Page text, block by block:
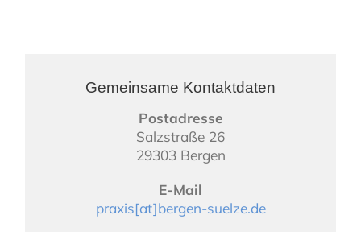
Gemeinsame Kontaktdaten
Postadresse
Salzstraße 26
29303 Bergen
E-Mail
praxis[at]bergen-suelze.de